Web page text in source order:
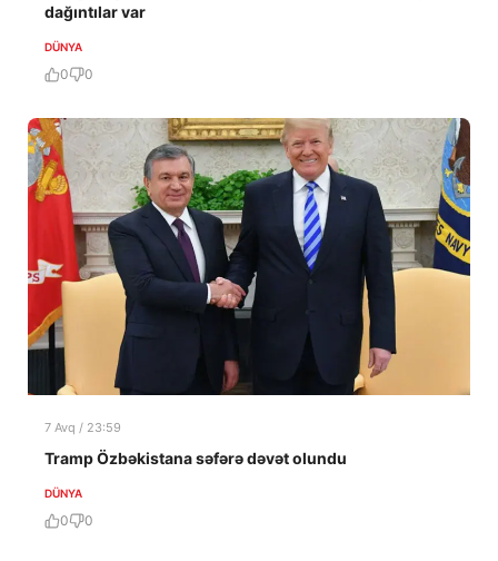
dağıntılar var
DÜNYA
0 0
7 Avq / 23:59
Tramp Özbəkistana səfərə dəvət olundu
DÜNYA
0 0